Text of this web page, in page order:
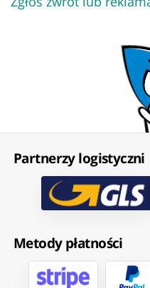
Partnerzy logistyczni
Metody płatności